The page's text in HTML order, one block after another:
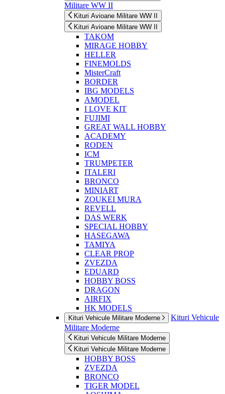
Militare WW II
Kituri Avioane Militare WW II
Kituri Avioane Militare WW II
TAKOM
MIRAGE HOBBY
HELLER
FINEMOLDS
MisterCraft
BORDER
IBG MODELS
AMODEL
I LOVE KIT
FUJIMI
GREAT WALL HOBBY
ACADEMY
RODEN
ICM
TRUMPETER
ITALERI
BRONCO
MINIART
ZOUKEI MURA
REVELL
DAS WERK
SPECIAL HOBBY
HASEGAWA
TAMIYA
CLEAR PROP
ZVEZDA
EDUARD
HOBBY BOSS
DRAGON
AIRFIX
HK MODELS
Kituri Vehicule Militare Moderne
Kituri Vehicule
Militare Moderne
Kituri Vehicule Militare Moderne
Kituri Vehicule Militare Moderne
HOBBY BOSS
ZVEZDA
BRONCO
TIGER MODEL